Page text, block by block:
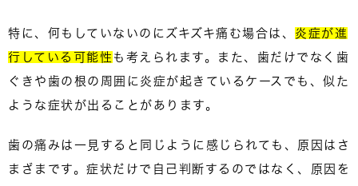
特に、何もしていないのにズキズキ痛む場合は、 炎症が進
行している可能性 も考えられます。また、歯だけでなく歯
ぐきや歯の根の周囲に炎症が起きているケースでも、似た
ような症状が出ることがあります。
歯の痛みは一見すると同じように感じられても、原因はさ
まざまです。症状だけで自己判断するのではなく、 原因を